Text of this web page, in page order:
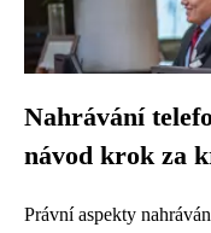
Nahrávání
návod krok za
Právní aspekty